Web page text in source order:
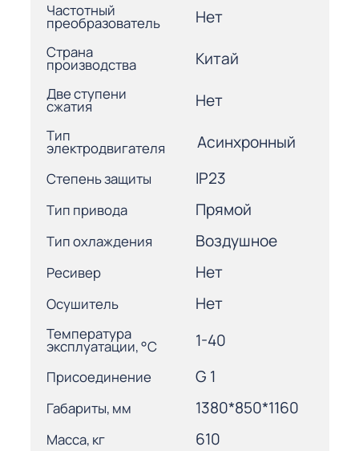
Частотный
преобразователь Нет
Страна
производства Китай
Две ступени
сжатия Нет
Тип
электродвигателя Асинхронный
Степень защиты IP23
Тип привода Прямой
Тип охлаждения Воздушное
Ресивер Нет
Осушитель Нет
Температура
эксплуатации, °С 1-40
Присоединение G 1
Габариты, мм 1380*850*1160
Масса, кг 610